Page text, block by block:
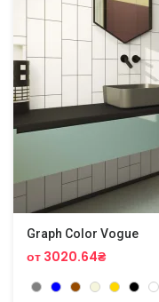
Graph Color Vogue
от 3020.64₴